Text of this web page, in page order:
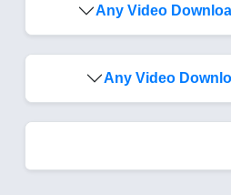
Any Video
Any Video